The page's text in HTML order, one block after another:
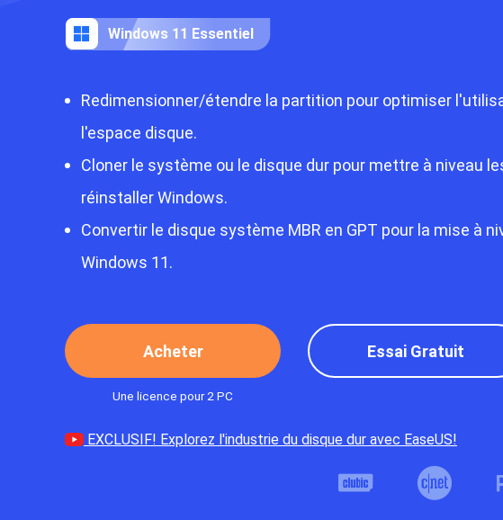
Windows 11 Essentiel
Redimensionner/étendre la partition pour optimiser
l'espace disque.
Cloner le système ou le disque dur pour mettre à niveau
réinstaller Windows.
Convertir le disque système MBR en GPT pour la mise à
Windows 11.
Acheter
Une licence pour 2 PC
Essai Gratuit
EXCLUSIF! Explorez l'industrie du disque dur avec EaseUS!
 